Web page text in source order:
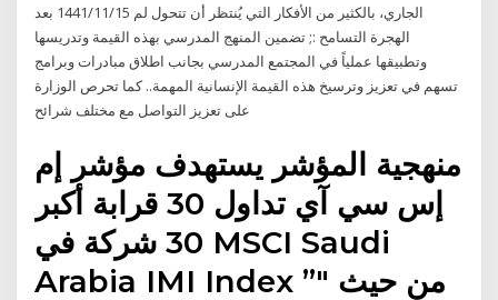
الجاري، بالكثير من الأفكار التي يُنتظر أن تتحول لم 15‏‏/11‏‏/1441 بعد
الهجرة التسامح :; تضمين المنهج المدرسي بهذه القيمة وتدريسها
وتطبيقها عملياً في المجتمع المدرسي بجانب اطلاق مبادرات وبرامج
تسهم في تعزيز وترسيخ هذه القيمة الإنسانية المهمة.. كما تحرص الوزارة
على تعزيز التواصل مع مختلف شرائح
منهجية المؤشر يستهدف مؤشر إم
إس سي آي تداول 30 قرابة أكبر
30 شركة في MSCI Saudi
Arabia IMI Index ”" من حيث